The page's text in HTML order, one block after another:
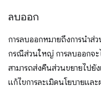
ลบออก
การลบออกหมายถึงการนำส่
กรณีส่วนใหญ่ การลบออกจะ
สามารถส่งคืนส่วนขยายไปยัง
แก้ไขการละเมิดนโยบายแล